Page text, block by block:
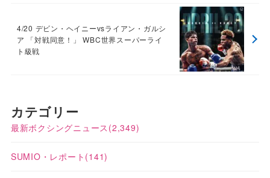
4/20 デビン・ヘイニーvsライアン・ガルシ
ア 「対戦同意！」 WBC世界スーパーライ
ト級戦
カテゴリー
最新ボクシングニュース (2,349)
SUMIO・レポート (141)